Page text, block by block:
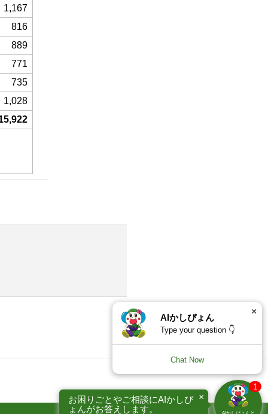
1,167
816
889
771
735
1,028
AIかしぴょん
Type your question 👇
Chat Now
×
お困りごとやご相談にAIかしぴ
ょんがお答えします。
×
1